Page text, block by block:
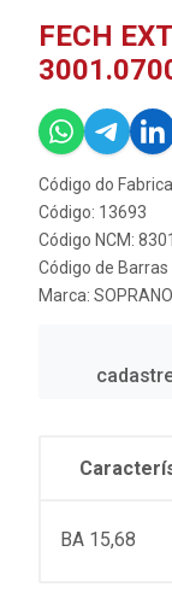
FECH
Código do
Código: 13693
Código NCM:
Código de
Marca: SOPRANO
BA 15,68